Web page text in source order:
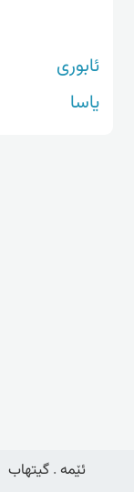
ئابوری
یاسا
ئێمە . گیتهاب